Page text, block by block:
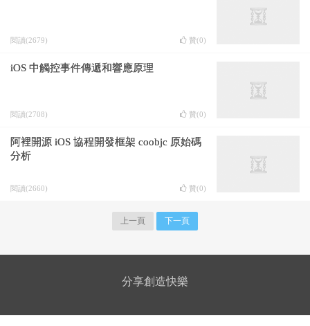
閱讀(2679) 贊(0)
iOS 中觸控事件傳遞和響應原理
閱讀(2708) 贊(0)
阿裡開源 iOS 協程開發框架 coobjc 原始碼
分析
閱讀(2660) 贊(0)
上一頁 下一頁
分享創造快樂